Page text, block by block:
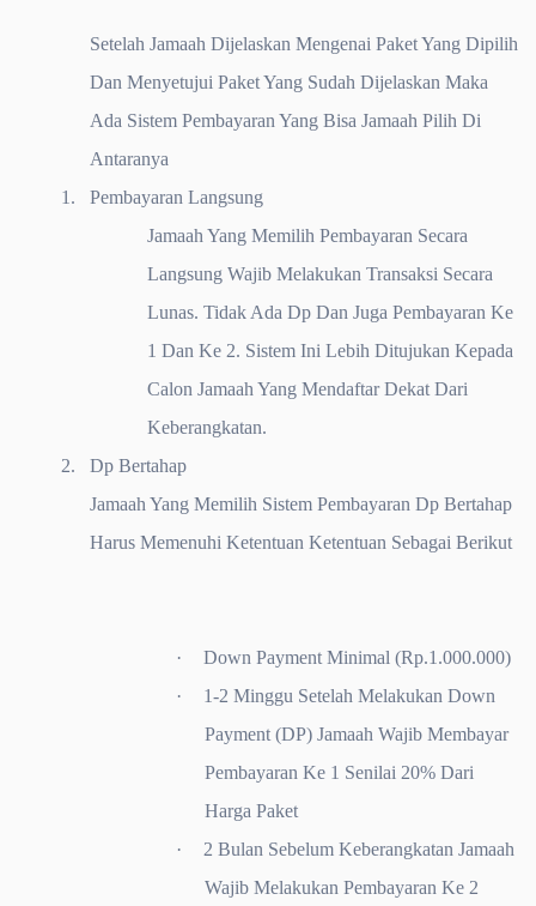
Setelah Jamaah Dijelaskan Mengenai Paket Yang Dipilih
Dan Menyetujui Paket Yang Sudah Dijelaskan Maka
Ada Sistem Pembayaran Yang Bisa Jamaah Pilih Di
Antaranya
1.
Pembayaran Langsung
Jamaah Yang Memilih Pembayaran Secara
Langsung Wajib Melakukan Transaksi Secara
Lunas. Tidak Ada Dp Dan Juga Pembayaran Ke
1 Dan Ke 2. Sistem Ini Lebih Ditujukan Kepada
Calon Jamaah Yang Mendaftar Dekat Dari
Keberangkatan.
2.
Dp Bertahap
Jamaah Yang Memilih Sistem Pembayaran Dp Bertahap
Harus Memenuhi Ketentuan Ketentuan Sebagai Berikut
·
Down Payment Minimal (Rp.1.000.000)
·
1-2 Minggu Setelah Melakukan Down
Payment (DP) Jamaah Wajib Membayar
Pembayaran Ke 1 Senilai 20% Dari
Harga Paket
·
2 Bulan Sebelum Keberangkatan Jamaah
Wajib Melakukan Pembayaran Ke 2